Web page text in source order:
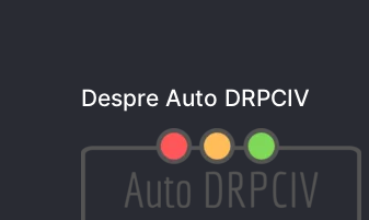
Despre Auto DRPCIV